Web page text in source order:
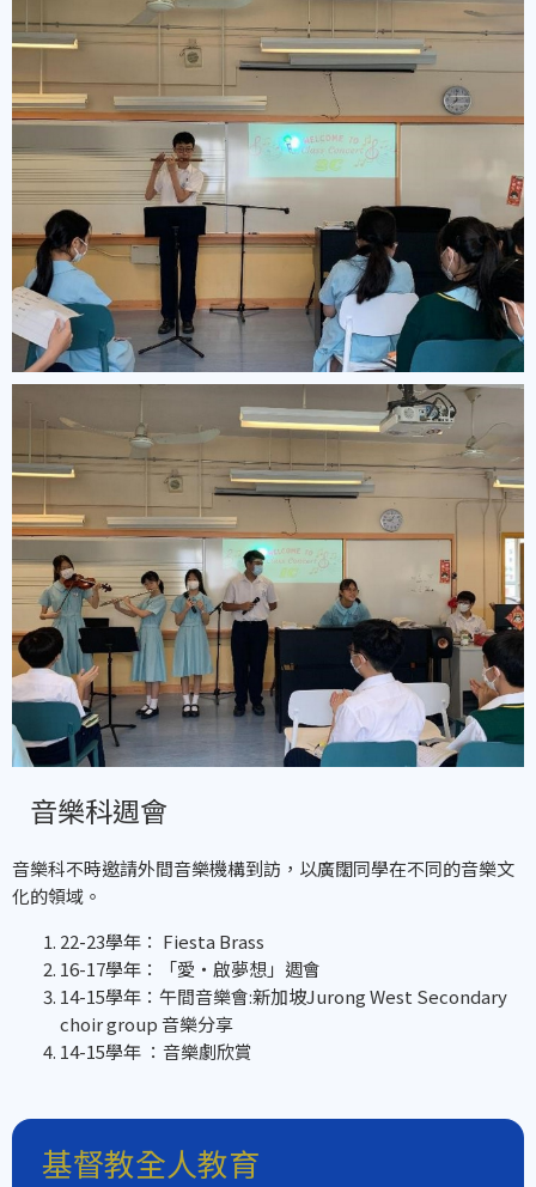
音樂科週會
音樂科不時邀請外間音樂機構到訪，以廣闊同學在不同的音樂文
化的領域。
22-23學年： Fiesta Brass
16-17學年：「愛‧啟夢想」週會
14-15學年：午間音樂會:新加坡Jurong West Secondary
choir group 音樂分享
14-15學年 ：音樂劇欣賞
基督教全人教育